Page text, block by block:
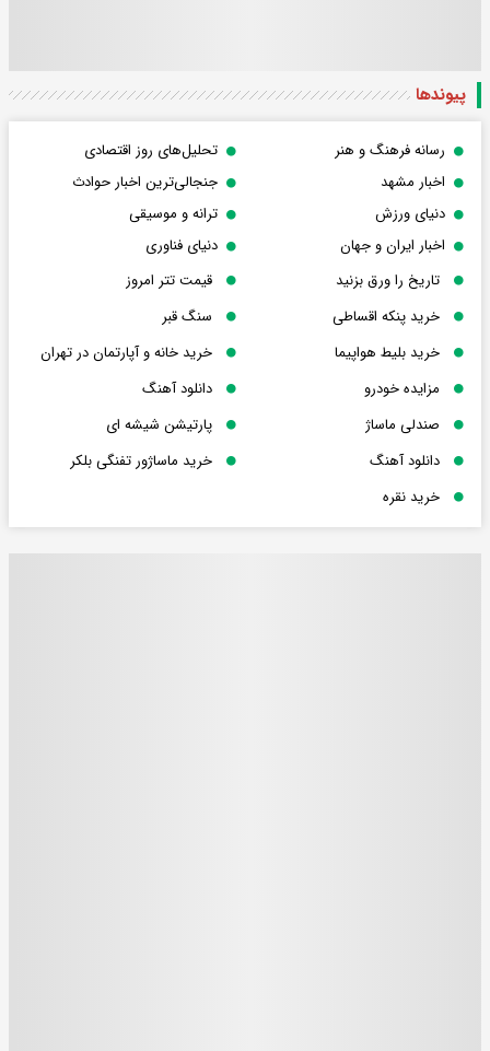
پیوندها
رسانه فرهنگ و هنر
تحلیل‌های روز اقتصادی
اخبار مشهد
جنجالی‌ترین اخبار حوادث
دنیای ورزش
ترانه و موسیقی
اخبار ایران و جهان
دنیای فناوری
تاریخ را ورق بزنید
قیمت تتر امروز
خرید پنکه اقساطی
سنگ قبر
خرید بلیط هواپیما
خرید خانه و آپارتمان در تهران
مزایده خودرو
دانلود آهنگ
صندلی ماساژ
پارتیشن شیشه ای
دانلود آهنگ
خرید ماساژور تفنگی بلکر
خرید نقره